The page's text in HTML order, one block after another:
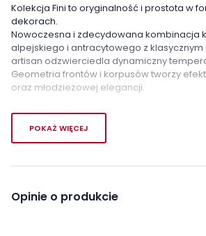
Kolekcja Fini to oryginalność i prostota w
dekorach.
Nowoczesna i zdecydowana kombinacja
alpejskiego i antracytowego z klasycznym
artisan odzwierciedla dynamiczny
Geometria frontów i korpusów tworzy
oraz młodzieżowej elegancji.
Cechy charakterystyczne:
-modne wybarwienie z widocznym
- uniwersalna kolorystyka
- kontrastujące czarne uchwyty
POKAŻ WIĘCEJ
Opinie o produkcie